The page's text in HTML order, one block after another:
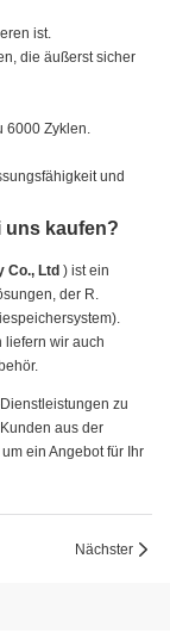
ist.
die äußerst sicher
6000 Zyklen.
und
uns kaufen?
Co., Ltd ) ist ein
der R.
liefern wir auch
zu
aus der
ein Angebot für Ihr
Nächster